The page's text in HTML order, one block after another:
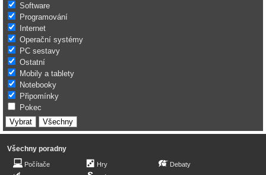
Software
Programování
Internet
Operační systémy
PC sestavy
Ostatní
Mobily a tablety
Notebooky
Připomínky
Pokec
Všechny poradny
Počítače
Hry
Debaty